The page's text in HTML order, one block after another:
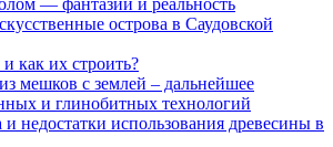
острова в Саудовской
как их строить?
мешков с землей – дальнейшее
и глинобитных технологий
недостатки использования древесины в